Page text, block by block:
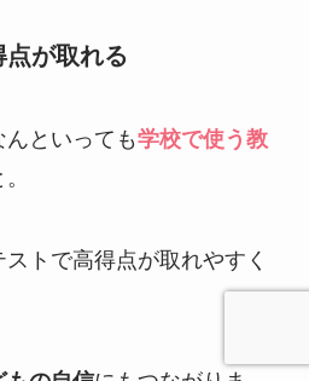
が取れる
といっても学校で使う教
トで高得点が取れやすく